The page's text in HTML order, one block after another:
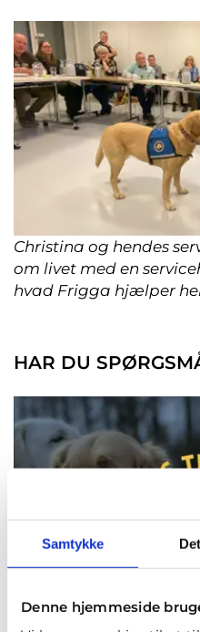
Samtykke
Denne hjemmeside
Christina og hendes
om livet med en
hvad Frigga hjælper
HAR DU